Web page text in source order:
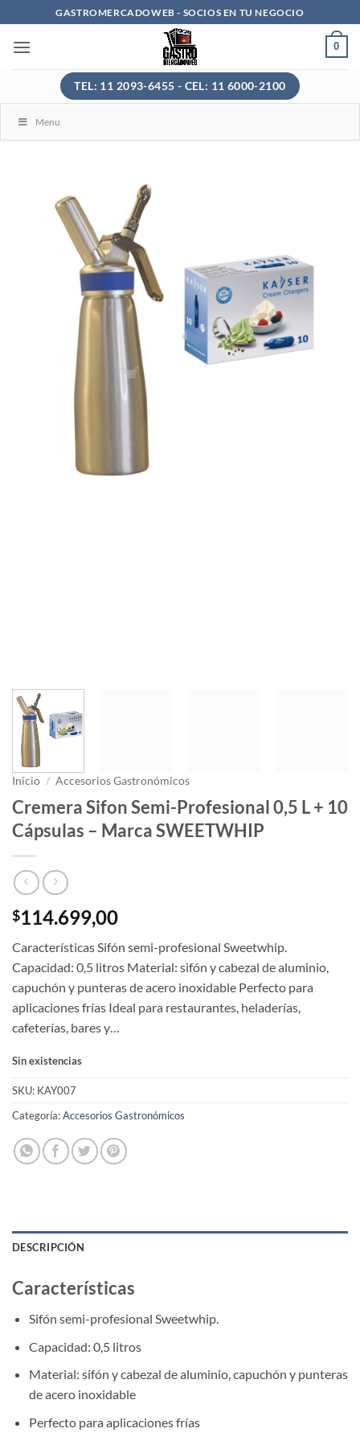
al
contenido
GASTROMERCADOWEB - SOCIOS EN TU NEGOCIO
0
TEL: 11 2093-6455 - CEL: 11 6000-2100
Menu
Inicio / Accesorios Gastronómicos
Cremera Sifon Semi-Profesional 0,5 L + 10
Cápsulas – Marca SWEETWHIP
$114.699,00
Características Sifón semi-profesional Sweetwhip.
Capacidad: 0,5 litros Material: sifón y cabezal de aluminio,
capuchón y punteras de acero inoxidable Perfecto para
aplicaciones frías Ideal para restaurantes, heladerías,
cafeterías, bares y…
Sin existencias
SKU: KAY007
Categoría:Accesorios Gastronómicos
DESCRIPCIÓN
Características
Sifón semi-profesional Sweetwhip.
Capacidad: 0,5 litros
Material: sifón y cabezal de aluminio, capuchón y punteras
de acero inoxidable
Perfecto para aplicaciones frías